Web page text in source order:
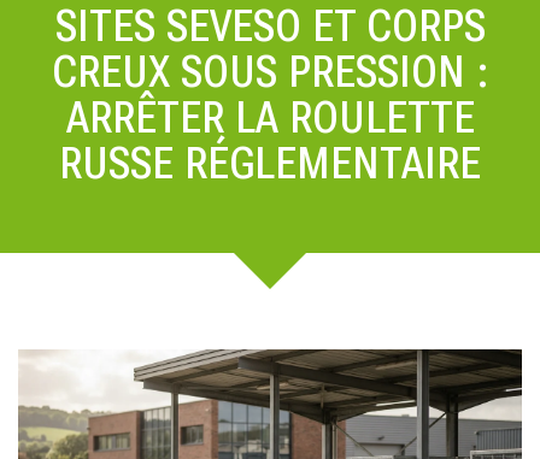
SITES SEVESO ET CORPS
CREUX SOUS PRESSION :
ARRÊTER LA ROULETTE
RUSSE RÉGLEMENTAIRE